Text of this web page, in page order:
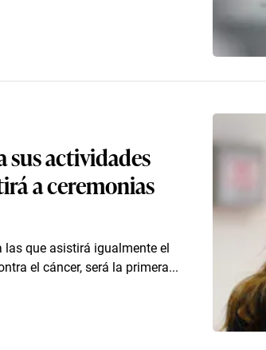
sus actividades
a ceremonias
las que asistirá igualmente el
el cáncer, será la primera...